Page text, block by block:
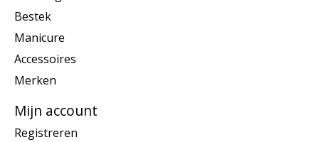
Bestek
Manicure
Accessoires
Merken
Mijn account
Registreren